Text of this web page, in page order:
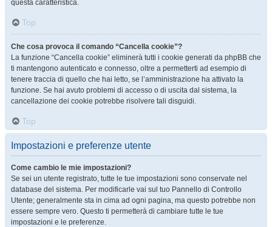
questa caratteristica.
Top
Che cosa provoca il comando “Cancella cookie”?
La funzione “Cancella cookie” eliminerà tutti i cookie generati da phpBB che
ti mantengono autenticato e connesso, oltre a permetterti ad esempio di
tenere traccia di quello che hai letto, se l’amministrazione ha attivato la
funzione. Se hai avuto problemi di accesso o di uscita dal sistema, la
cancellazione dei cookie potrebbe risolvere tali disguidi.
Top
Impostazioni e preferenze utente
Come cambio le mie impostazioni?
Se sei un utente registrato, tutte le tue impostazioni sono conservate nel
database del sistema. Per modificarle vai sul tuo Pannello di Controllo
Utente; generalmente sta in cima ad ogni pagina, ma questo potrebbe non
essere sempre vero. Questo ti permetterà di cambiare tutte le tue
impostazioni e le preferenze.